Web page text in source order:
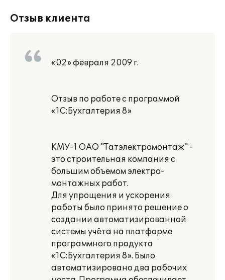
Отзыв клиента
«02» февраля 2009 г.
Отзыв по работе с программой
«1С:Бухгалтерия 8»
КМУ-1 ОАО "Татэлектромонтаж" -
это строительная компания с
большим объемом электро-
монтажных работ.
Для упрощения и ускорения
работы было принято решение о
создании автоматизированной
системы учёта на платформе
программного продукта
«1С:Бухгалтерия 8». Было
автоматизировано два рабочих